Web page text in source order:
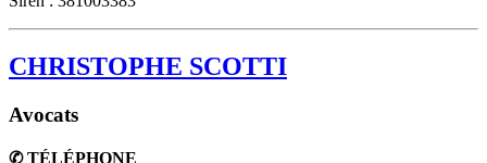
CHRISTOPHE SCOTTI
Avocats
✆ TÉLÉPHONE